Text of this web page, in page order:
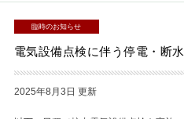
臨時のお知らせ
電気設備点検に伴う停電・断
2025年8月3日 更新